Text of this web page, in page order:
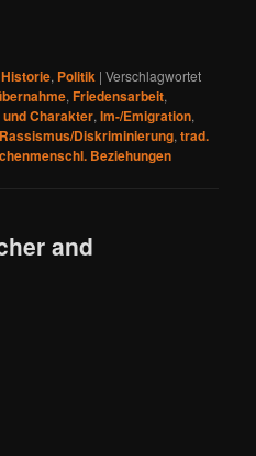
Historie, Politik |Verschlagwortet
,Friedensarbeit,
Charakter,Im-/Emigration,
Rassismus/Diskriminierung,trad.
Beziehungen
and